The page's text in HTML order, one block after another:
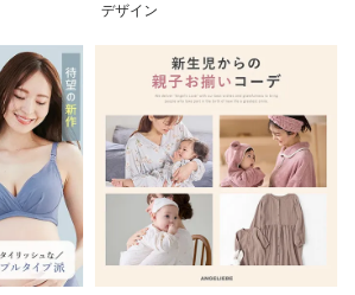
デザイン